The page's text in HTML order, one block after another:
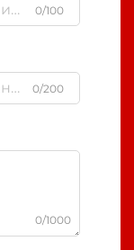
0/100
0/200
0/1000